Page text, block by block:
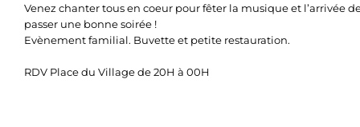
Venez chanter tous en coeur pour fêter la musique et l’arrivée
passer une bonne soirée !
Evènement familial. Buvette et petite restauration.
RDV Place du Village de 20H à 00H